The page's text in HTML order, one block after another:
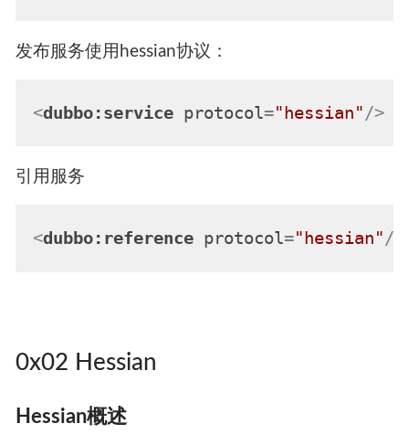
发布服务使用hessian协议：
<dubbo:service protocol="hessian"/>
引用服务
<dubbo:reference protocol="hessian"/>
0x02 Hessian
Hessian概述